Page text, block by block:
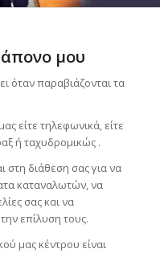
μου
όταν παραβιάζονται τα
είτε τηλεφωνικά, είτε
ή ταχυδρομικώς .
στη διάθεση σας για να
καταναλωτών, να
σας και να
επίλυση τους.
μας κέντρου είναι